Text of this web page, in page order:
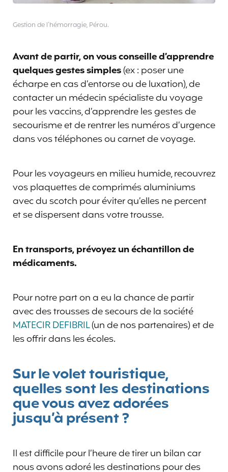
Gestion de l’hémorragie, Pérou.
Avant de partir, on vous conseille d’apprendre
quelques gestes simples(ex : poser une
écharpe en cas d’entorse ou de luxation), de
contacter un médecin spécialiste du voyage
pour les vaccins, d’apprendre les gestes de
secourisme et de rentrer les numéros d’urgence
dans vos téléphones ou carnet de voyage.
Pour les voyageurs en milieu humide, recouvrez
vos plaquettes de comprimés aluminiums
avec du scotch pour éviter qu’elles ne percent
et se dispersent dans votre trousse.
En transports, prévoyez un échantillon de
médicaments.
Pour notre part on a eu la chance de partir
avec des trousses de secours de la société
MATECIR DEFIBRIL(un de nos partenaires) et de
les offrir dans les écoles.
Sur le volet touristique,
quelles sont les destinations
que vous avez adorées
jusqu’à présent ?
Il est difficile pour l’heure de tirer un bilan car
nous avons adoré les destinations pour des